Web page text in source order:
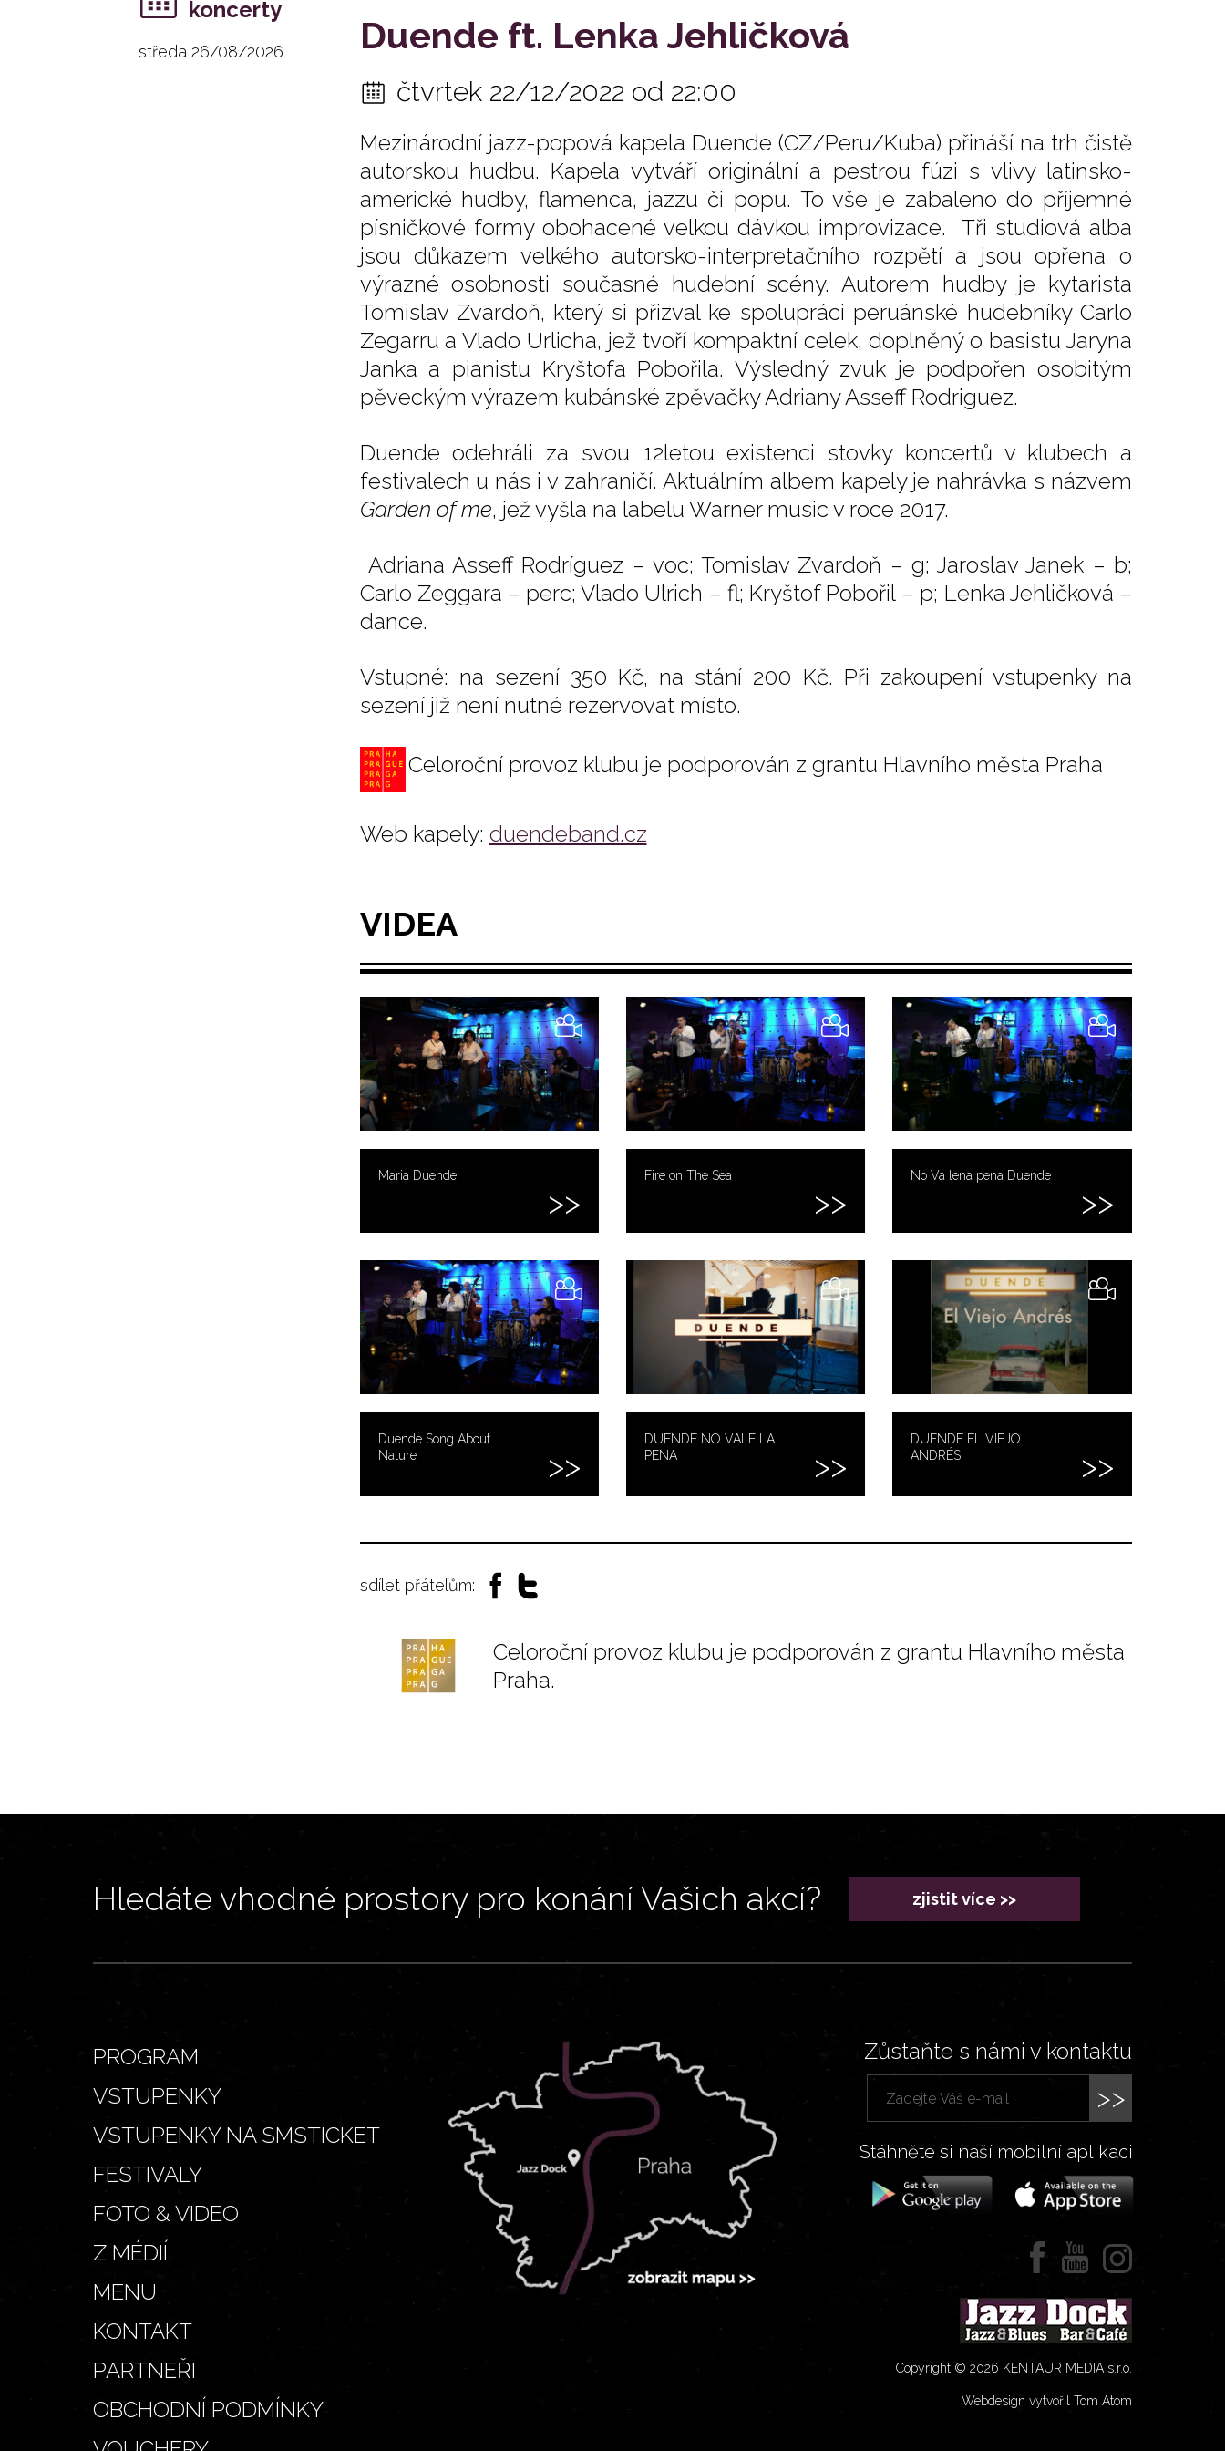
Duende ft. Lenka Jehličková
čtvrtek 22/12/2022 od 22:00
Mezinárodní jazz-popová kapela Duende (CZ/Peru/Kuba) přináší na trh čistě
autorskou hudbu. Kapela vytváří originální a pestrou fúzi s vlivy latinsko-
americké hudby, flamenca, jazzu či popu. To vše je zabaleno do příjemné
písničkové formy obohacené velkou dávkou improvizace. Tři studiová alba
jsou důkazem velkého autorsko-interpretačního rozpětí a jsou opřena o
výrazné osobnosti současné hudební scény. Autorem hudby je kytarista
Tomislav Zvardoň, který si přizval ke spolupráci peruánské hudebníky Carlo
Zegarru a Vlado Urlicha, jež tvoří kompaktní celek, doplněný o basistu Jaryna
Janka a pianistu Kryštofa Pobořila. Výsledný zvuk je podpořen osobitým
pěveckým výrazem kubánské zpěvačky Adriany Asseff Rodriguez.
Duende odehráli za svou 12letou existenci stovky koncertů v klubech a
festivalech u nás i v zahraničí. Aktuálním albem kapely je nahrávka s názvem
Garden of me, jež vyšla na labelu Warner music v roce 2017.
Adriana Asseff Rodríguez – voc; Tomislav Zvardoň – g; Jaroslav Janek – b;
Carlo Zeggara – perc; Vlado Ulrich – fl; Kryštof Pobořil – p; Lenka Jehličková –
dance.
Vstupné: na sezení 350 Kč, na stání 200 Kč. Při zakoupení vstupenky na
sezení již není nutné rezervovat místo.
Celoroční provoz klubu je podporován z grantu Hlavního města Praha
Web kapely: duendeband.cz
koncerty
středa 26/08/2026
VIDEA
Maria Duende Fire on The Sea No Va lena pena Duende
Duende Song About
Nature
DUENDE NO VALE LA
PENA
DUENDE EL VIEJO
ANDRÉS
sdílet přátelům:
Celoroční provoz klubu je podporován z grantu Hlavního města
Praha.
Hledáte vhodné prostory pro konání Vašich akcí? zjistit více >>
PROGRAM
VSTUPENKY
VSTUPENKY NA SMSTICKET
FESTIVALY
FOTO & VIDEO
Z MÉDIÍ
MENU
KONTAKT
PARTNEŘI
OBCHODNÍ PODMÍNKY
Zůstaňte s námi v kontaktu
>>
Stáhněte si naší mobilní aplikaci
Copyright © 2026 KENTAUR MEDIA s.r.o.
Webdesign vytvořil Tom Atom